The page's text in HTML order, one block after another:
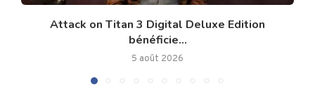
Attack on Titan 3 Digital Deluxe Edition
bénéficie...
5 août 2026